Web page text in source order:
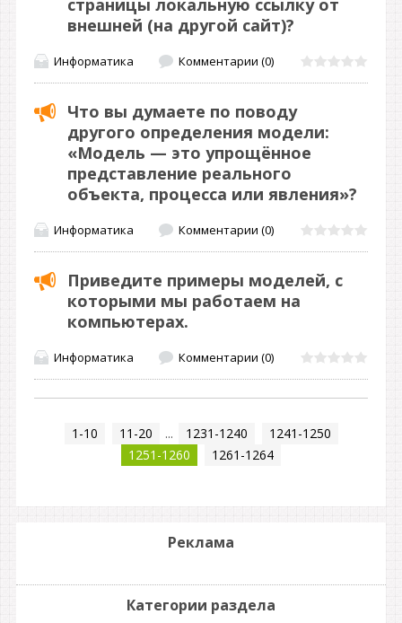
страницы локальную ссылку от
внешней (на другой сайт)?
Информатика Комментарии (0)
Что вы думаете по поводу
другого определения модели:
«Модель — это упрощённое
представление реального
объекта, процесса или явления»?
Информатика Комментарии (0)
Приведите примеры моделей, с
которыми мы работаем на
компьютерах.
Информатика Комментарии (0)
1-10 11-20 ... 1231-1240
1241-1250
1251-1260
1261-1264
Реклама
Категории раздела